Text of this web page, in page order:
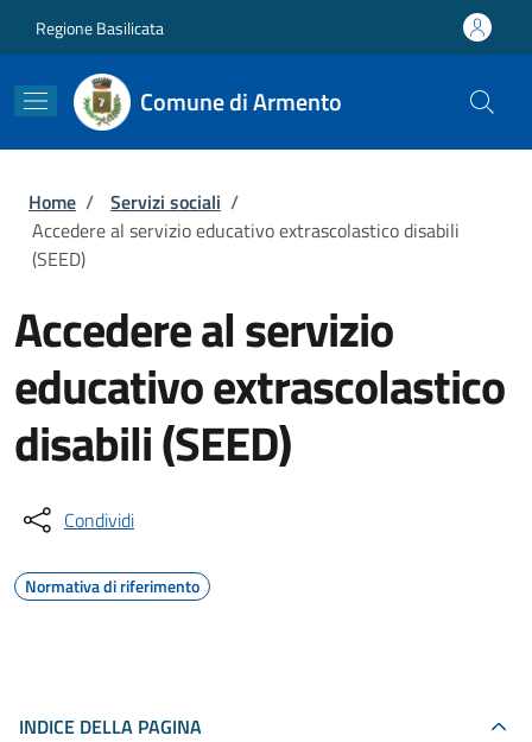
Regione Basilicata
Comune di Armento
Briciole di pane
Home / Servizi sociali /
Accedere al servizio educativo extrascolastico disabili
(SEED)
Accedere al servizio
educativo extrascolastico
disabili (SEED)
Condividi
Normativa di riferimento
INDICE DELLA PAGINA